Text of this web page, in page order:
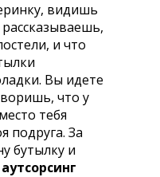
видишь
и что
Вы идете
что у
тебя
подруга. За
бутылку и